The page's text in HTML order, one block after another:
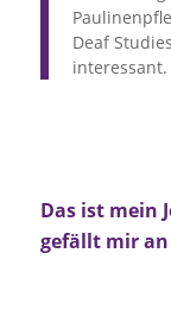
Deaf
interessant.
Das ist mein
gefällt mir an